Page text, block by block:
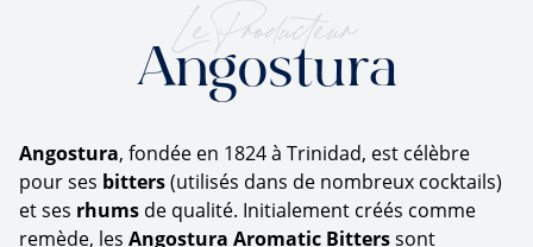
Le Producteur
Angostura
Angostura, fondée en 1824 à Trinidad, est célèbre
pour ses bitters(utilisés dans de nombreux cocktails)
et ses rhums de qualité. Initialement créés comme
remède, les Angostura Aromatic Bitterssont